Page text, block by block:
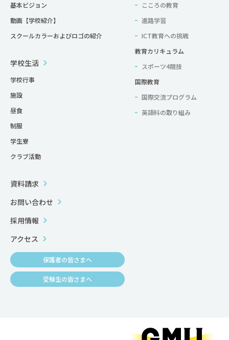
基本ビジョン
動画【学校紹介】
スクールカラーおよびロゴの紹介
こころの教育
進路学習
ICT教育への挑戦
教育カリキュラム
スポーツ4競技
国際教育
国際交流プログラム
英語科の取り組み
学校生活
学校行事
施設
昼食
制服
学生寮
クラブ活動
資料請求
お問い合わせ
採用情報
アクセス
保護者の皆さまへ
受験生の皆さまへ